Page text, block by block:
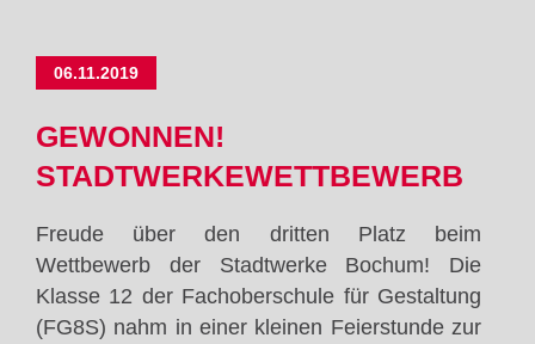
06.11.2019
GEWONNEN!
STADTWERKEWETTBEWERB
Freude über den dritten Platz beim
Wettbewerb der Stadtwerke Bochum! Die
Klasse 12 der Fachoberschule für Gestaltung
(FG8S) nahm in einer kleinen Feierstunde zur